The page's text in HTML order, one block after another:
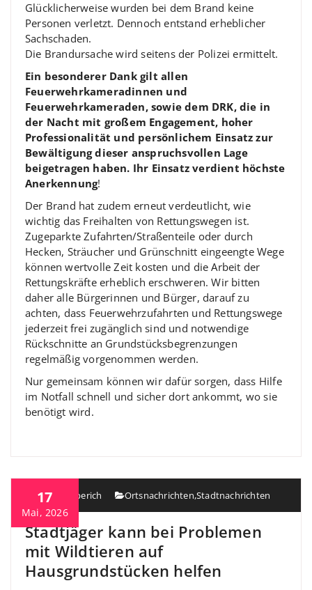
Glücklicherweise wurden bei dem Brand keine
Personen verletzt. Dennoch entstand erheblicher
Sachschaden.
Die Brandursache wird seitens der Polizei ermittelt.
Ein besonderer Dank gilt allen
Feuerwehrkameradinnen und
Feuerwehrkameraden, sowie dem DRK, die in
der Nacht mit großem Engagement, hoher
Professionalität und persönlichem Einsatz zur
Bewältigung dieser anspruchsvollen Lage
beigetragen haben. Ihr Einsatz verdient höchste
Anerkennung!
Der Brand hat zudem erneut verdeutlicht, wie
wichtig das Freihalten von Rettungswegen ist.
Zugeparkte Zufahrten/Straßenteile oder durch
Hecken, Sträucher und Grünschnitt eingeengte Wege
können wertvolle Zeit kosten und die Arbeit der
Rettungskräfte erheblich erschweren. Wir bitten
daher alle Bürgerinnen und Bürger, darauf zu
achten, dass Feuerwehrzufahrten und Rettungswege
jederzeit frei zugänglich sind und notwendige
Rückschnitte an Grundstücksbegrenzungen
regelmäßig vorgenommen werden.
Nur gemeinsam können wir dafür sorgen, dass Hilfe
im Notfall schnell und sicher dort ankommt, wo sie
benötigt wird.
17
Mai, 2026
Heiko Berberich Ortsnachrichten,Stadtnachrichten
Stadtjäger kann bei Problemen
mit Wildtieren auf
Hausgrundstücken helfen